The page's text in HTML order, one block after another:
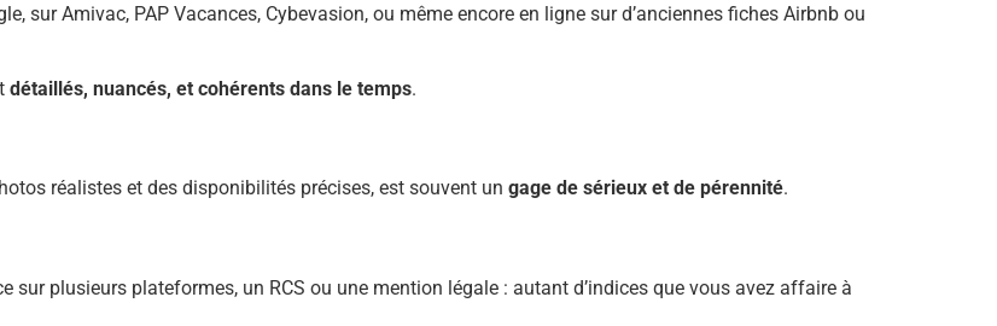
sur Amivac, PAP Vacances, Cybevasion, ou même encore en ligne sur d’anciennes fiches Airbnb ou
détaillés, nuancés, et cohérents dans le temps.
réalistes et des disponibilités précises, est souvent un gage de sérieux et de pérennité.
sur plusieurs plateformes, un RCS ou une mention légale : autant d’indices que vous avez affaire à